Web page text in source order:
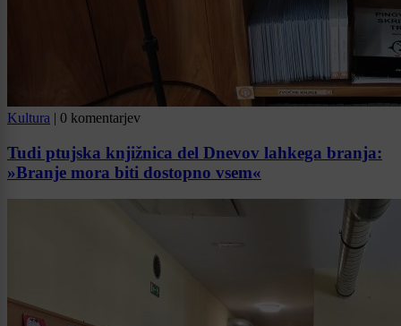
Kultura | 0 komentarjev
Tudi ptujska knjižnica del Dnevov lahkega branja:
»Branje mora biti dostopno vsem«